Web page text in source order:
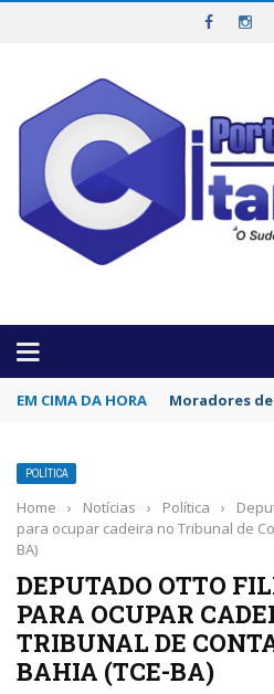
EM CIMA DA HORA Vereadores
POLÍTICA
Home › Notícias › Política ›
para ocupar cadeira no Tribunal de
BA)
DEPUTADO OTTO
PARA OCUPAR
TRIBUNAL DE
BAHIA (TCE-BA)